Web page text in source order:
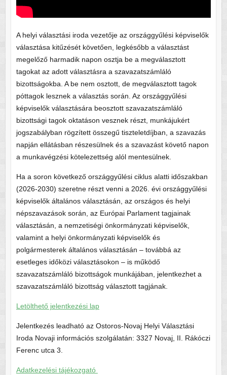
A helyi választási iroda vezetője az országgyűlési képviselők
választása kitűzését követően, legkésőbb a választást
megelőző harmadik napon osztja be a megválasztott
tagokat az adott választásra a szavazatszámláló
bizottságokba. A be nem osztott, de megválasztott tagok
póttagok lesznek a választás során. Az országgyűlési
képviselők választására beosztott szavazatszámláló
bizottsági tagok oktatáson vesznek részt, munkájukért
jogszabályban rögzített összegű tiszteletdíjban, a szavazás
napján ellátásban részesülnek és a szavazást követő napon
a munkavégzési kötelezettség alól mentesülnek.
Ha a soron következő országgyűlési ciklus alatti időszakban
(2026-2030) szeretne részt venni a 2026. évi országgyűlési
képviselők általános választásán, az országos és helyi
népszavazások során, az Európai Parlament tagjainak
választásán, a nemzetiségi önkormányzati képviselők,
valamint a helyi önkormányzati képviselők és
polgármesterek általános választásán – továbbá az
esetleges időközi választásokon – is működő
szavazatszámláló bizottságok munkájában, jelentkezhet a
szavazatszámláló bizottság választott tagjának.
Letölthető jelentkezési lap
Jelentkezés leadható az Ostoros-Novaj Helyi Választási
Iroda Novaji információs szolgálatán: 3327 Novaj, II. Rákóczi
Ferenc utca 3.
Adatkezelési tájékozgató